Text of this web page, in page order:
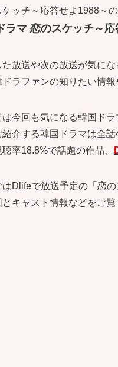
ッチ～応答せよ1988～
ラマ 恋のスケッチ～
た放送や次の放送が気に
ドラファンの知りたい情
は今回も気になる韓国ド
介する韓国ドラマは全話
率18.8%で話題の作品、
はDlifeで放送予定の「恋
とキャスト情報などをご